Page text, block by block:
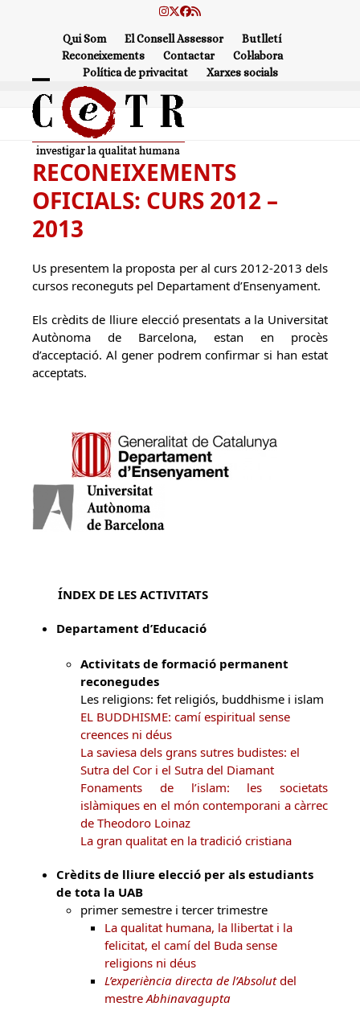
Instagram
Twitter
Facebook
RSS
Qui Som El Consell Assessor
Butlletí
Reconeixements
Contactar
Col·labora
Política de privacitat
Xarxes socials
Open
mobile
menu
Close
mobile
menu
RECONEIXEMENTS
OFICIALS: CURS 2012 –
2013
Us presentem la proposta per al curs 2012-2013 dels
cursos reconeguts pel Departament d’Ensenyament.
Els crèdits de lliure elecció presentats a la Universitat
Autònoma de Barcelona, estan en procès
d’acceptació. Al gener podrem confirmar si han estat
acceptats.
ÍNDEX DE LES ACTIVITATS
Departament d’Educació
Activitats de formació permanent
reconegudes
Les religions: fet religiós, buddhisme i islam
EL BUDDHISME: camí espiritual sense
creences ni déus
La saviesa dels grans sutres budistes: el
Sutra del Cor i el Sutra del Diamant
Fonaments de l’islam: les societats
islàmiques en el món contemporani a càrrec
de Theodoro Loinaz
La gran qualitat en la tradició cristiana
Crèdits de lliure elecció per als estudiants
de tota la UAB
primer semestre i tercer trimestre
La qualitat humana, la llibertat i la
felicitat, el camí del Buda sense
religions ni déus
L’experiència directa de l’Absolutdel
mestreAbhinavagupta